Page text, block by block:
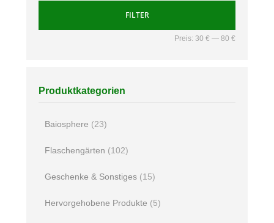
FILTER
Preis:30 € —80 €
Produktkategorien
Baiosphere (23)
Flaschengärten (102)
Geschenke & Sonstiges (15)
Hervorgehobene Produkte (5)